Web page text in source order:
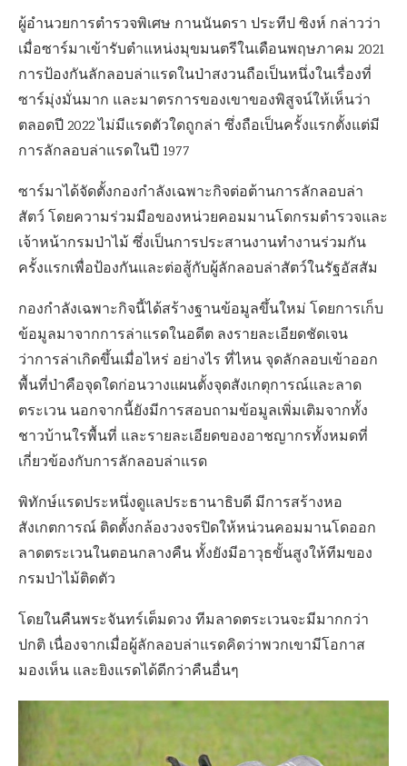
ผู้อำนวยการตำรวจพิเศษ กานนันดรา ประทีป ซิงห์ กล่าวว่า
เมื่อซาร์มาเข้ารับตำแหน่งมุขมนตรีในเดือนพฤษภาคม 2021
การป้องกันลักลอบล่าแรดในป่าสงวนถือเป็นหนึ่งในเรื่องที่
ซาร์มุ่งมั่นมาก และมาตรการของเขาของพิสูจน์ให้เห็นว่า
ตลอดปี 2022 ไม่มีแรดตัวใดถูกล่า ซึ่งถือเป็นครั้งแรกตั้งแต่มี
การลักลอบล่าแรดในปี 1977
ซาร์มาได้จัดตั้งกองกำลังเฉพาะกิจต่อต้านการลักลอบล่า
สัตว์ โดยความร่วมมือของหน่วยคอมมานโดกรมตำรวจและ
เจ้าหน้ากรมป่าไม้ ซึ่งเป็นการประสานงานทำงานร่วมกัน
ครั้งแรกเพื่อป้องกันและต่อสู้กับผู้ลักลอบล่าสัตว์ในรัฐอัสสัม
กองกำลังเฉพาะกิจนี้ได้สร้างฐานข้อมูลขึ้นใหม่ โดยการเก็บ
ข้อมูลมาจากการล่าแรดในอดีต ลงรายละเอียดชัดเจน
ว่าการล่าเกิดขึ้นเมื่อไหร่ อย่างไร ที่ไหน จุดลักลอบเข้าออก
พื้นที่ป่าคือจุดใดก่อนวางแผนตั้งจุดสังเกตุการณ์และลาด
ตระเวน นอกจากนี้ยังมีการสอบถามข้อมูลเพิ่มเติมจากทั้ง
ชาวบ้านใรพื้นที่ และรายละเอียดของอาชญากรทั้งหมดที่
เกี่ยวข้องกับการลักลอบล่าแรด
พิทักษ์แรดประหนึ่งดูแลประธานาธิบดี มีการสร้างหอ
สังเกตการณ์ ติดตั้งกล้องวงจรปิดให้หน่วนคอมมานโดออก
ลาดตระเวนในตอนกลางคืน ทั้งยังมีอาวุธขั้นสูงให้ทีมของ
กรมป่าไม้ติดตัว
โดยในคืนพระจันทร์เต็มดวง ทีมลาดตระเวนจะมีมากกว่า
ปกติ เนื่องจากเมื่อผู้ลักลอบล่าแรดคิดว่าพวกเขามีโอกาส
มองเห็น และยิงแรดได้ดีกว่าคืนอื่นๆ